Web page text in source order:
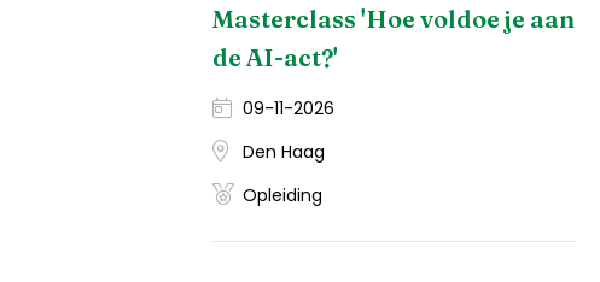
Masterclass 'Hoe voldoe je aan
de AI-act?'
09-11-2026
Den Haag
Opleiding